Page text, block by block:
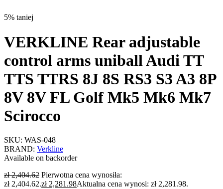
5% taniej
VERKLINE Rear adjustable
control arms uniball Audi TT
TTS TTRS 8J 8S RS3 S3 A3 8P
8V 8V FL Golf Mk5 Mk6 Mk7
Scirocco
SKU: WAS-048
BRAND: Verkline
Available on backorder
zł2,404.62 Pierwotna cena wynosiła:
zł 2,404.62.zł2,281.98Aktualna cena wynosi: zł 2,281.98.